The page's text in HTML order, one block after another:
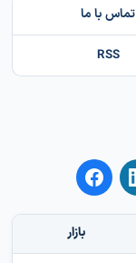
تماس با ما
RSS
بازار